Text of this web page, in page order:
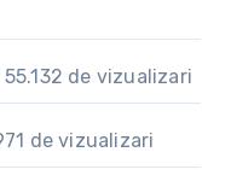
55.132 de vizualizari
de vizualizari